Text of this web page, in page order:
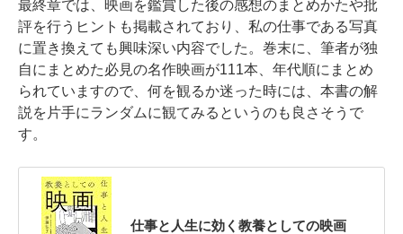
最終章では、映画を鑑賞した後の感想のまとめかたや批
評を行うヒントも掲載されており、私の仕事である写真
に置き換えても興味深い内容でした。巻末に、筆者が独
自にまとめた必見の名作映画が111本、年代順にまとめ
られていますので、何を観るか迷った時には、本書の解
説を片手にランダムに観てみるというのも良さそうで
す。
仕事と人生に効く教養としての映画